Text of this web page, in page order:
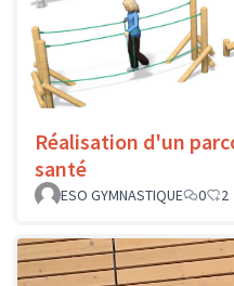
Réalisation d'un
santé
ESO GYMNASTIQUE
0 2